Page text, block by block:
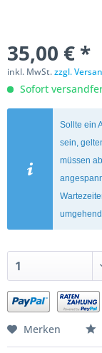
35,00 € *
inkl. MwSt.zzgl.
Sofort
Sollte ein
sein,
müssen
Merken